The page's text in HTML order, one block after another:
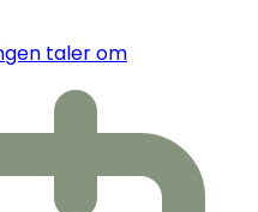
taler om